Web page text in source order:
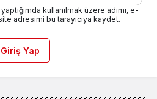
kullanılmak üzere adımı, e-
adresimi bu tarayıcıya kaydet.
Giriş Yap